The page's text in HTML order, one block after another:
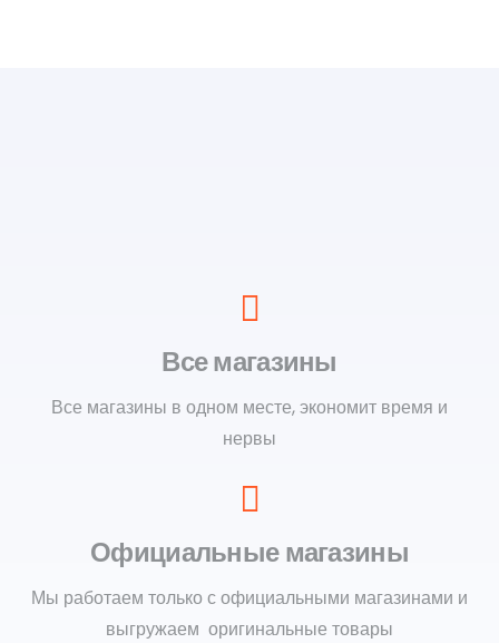
Все магазины
Все магазины в одном месте, экономит время и
нервы
Официальные магазины
Мы работаем только с официальными магазинами и
выгружаем оригинальные товары